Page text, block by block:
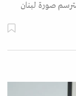
صورة لبنان